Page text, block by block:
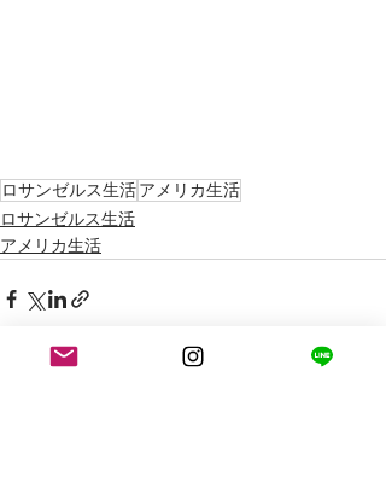
ロサンゼルス生活アメリカ生活
ロサンゼルス生活
アメリカ生活